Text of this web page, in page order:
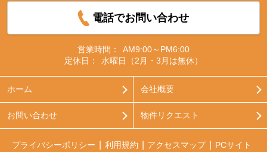
電話でお問い合わせ
営業時間：
AM9:00～PM6:00
定休日：
水曜日（2月・3月は無休）
ホーム 会社概要
お問い合わせ 物件リクエスト
プライバシーポリシー 利用規約 アクセスマップ PCサイト